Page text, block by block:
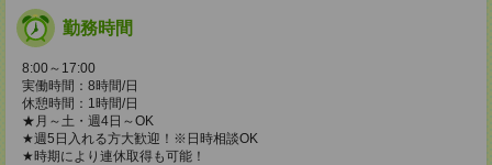
勤務時間
8:00～17:00
実働時間：8時間/日
休憩時間：1時間/日
★月～土・週4日～OK
★週5日入れる方大歓迎！※日時相談OK
★時期により連休取得も可能！